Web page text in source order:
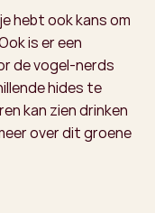
hebt ook kans om
is er een
de vogel-nerds
hides te
kan zien drinken
over dit groene